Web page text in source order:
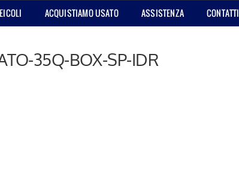
ACQUISTIAMO USATO ASSISTENZA CONTATTI
35Q-BOX-SP-IDR